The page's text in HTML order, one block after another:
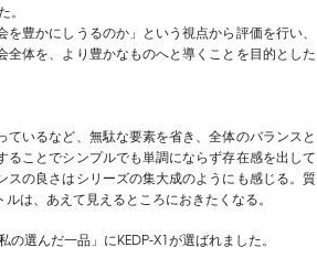
豊かにしうるのか」という視点から評価を行い、
体を、より豊かなものへと導くことを目的とした
いるなど、無駄な要素を省き、全体のバランスと
ことでシンプルでも単調にならず存在感を出して
の良さはシリーズの集大成のようにも感じる。質
は、あえて見えるところにおきたくなる。
選んだ一品」にKEDP-X1が選ばれました。